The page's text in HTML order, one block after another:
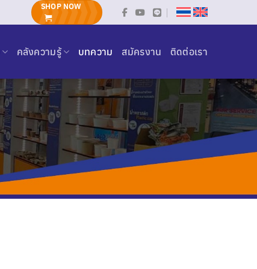
SHOP NOW
คลังความรู้ บทความ สมัครงาน ติดต่อเรา